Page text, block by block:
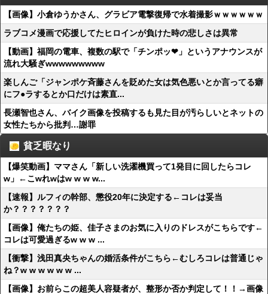
【画像】小倉ゆうかさん、グラビア電撃復帰で水着撮影ｗｗｗｗｗｗ
ラブコメ漫画で応援してたヒロインが負けた時の悲しさは異常
【動画】福岡の電車、複数の駅で「チンポッ❤」というアナウンスが
流れ大騒ぎwwwwwwwww
楽しんご「ジャンポケ斉藤さんを貶めた女は気色悪いとか言ってる癖
にフ●ラするとか口だけは素直...
長瀬智也さん、バイク画像を投稿するも見た目が汚らしいとネットの
女性たちから批判…謝罪
貧乏暇なり
【爆笑動画】ママさん「新しい洗濯機買って1発目に回したらコレ
w」←こwれwはw w w w...
【速報】ルフィの幹部、懲役20年に決定する←コレは妥当
か？？？？？？？
【画像】俺たちの姫、佳子さまのお気に入りのドレスがこちらです←
コレは可愛過ぎるw w w ...
【衝撃】浅田真央ちゃんの婚活条件がこちら←むしろコレは普通じゃ
ね？w w w w w w ...
【画像】お前らこの超美人容疑者が、整形か否か判定して！！→画像